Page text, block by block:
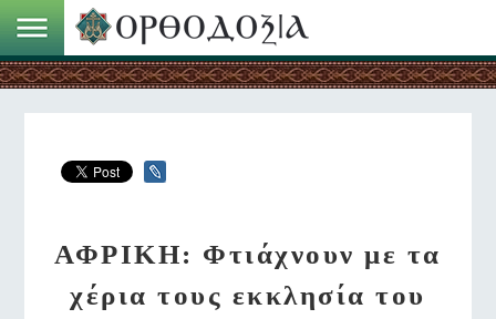
ΑΦΡΙΚΗ: Φτιάχνουν με τα
χέρια τους εκκλησία του